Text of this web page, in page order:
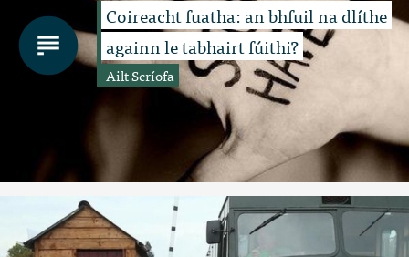
Coireacht fuatha: an bhfuil na dlíthe
againn le tabhairt fúithi?
Ailt Scríofa